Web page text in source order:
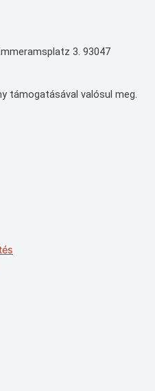
3. 93047
támogatásával valósul meg.